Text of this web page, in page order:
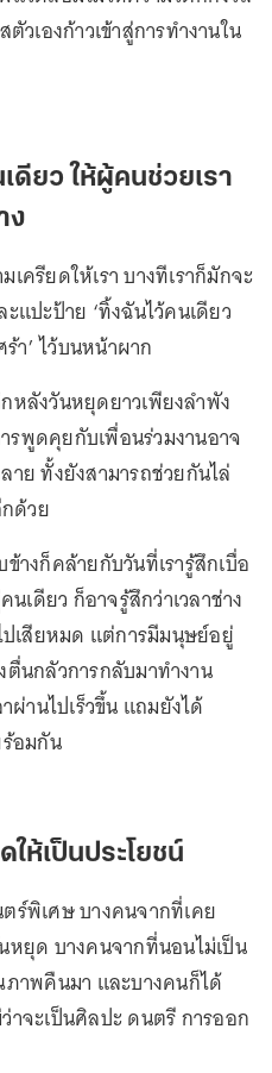
วเองก้าวเข้าสู่การทำงานใน
ดียว ให้ผู้คนช่วยเรา
ง
ครียดให้เรา บางทีเราก็มักจะ
แปะป้าย ‘ทิ้งฉันไว้คนเดียว
ร้า’ ไว้บนหน้าผาก
ลังวันหยุดยาวเพียงลำพัง
พูดคุยกับเพื่อนร่วมงานอาจ
าย ทั้งยังสามารถช่วยกันไล่
ด้วย
งก็คล้ายกับวันที่เรารู้สึกเบื่อ
เดียว ก็อาจรู้สึกว่าเวลาช่าง
เสียหมด แต่การมีมนุษย์อยู่
นกลัวการกลับมาทำงาน
ผ่านไปเร็วขึ้น แถมยังได้
อมกัน
ห้เป็นประโยชน์
ร์พิเศษ บางคนจากที่เคย
ยุด บางคนจากที่นอนไม่เป็น
าพคืนมา และบางคนก็ได้
จะเป็นศิลปะ ดนตรี การออก